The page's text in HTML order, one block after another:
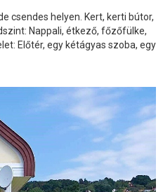
csendes helyen. Kert, kerti bútor,
Nappali, étkező, főzőfülke,
Előtér, egy kétágyas szoba, egy